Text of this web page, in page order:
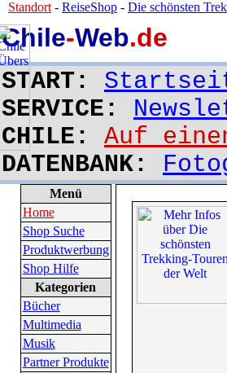
Chile-Web.de
START:
SERVICE:
CHILE: Auf
DATENBANK:
Standort - ReiseShop - Die schönsten
Menü
Home
Shop Suche
Produktwerbung
Shop Hilfe
Kategorien
Bücher
Multimedia
Musik
Partner Produkte